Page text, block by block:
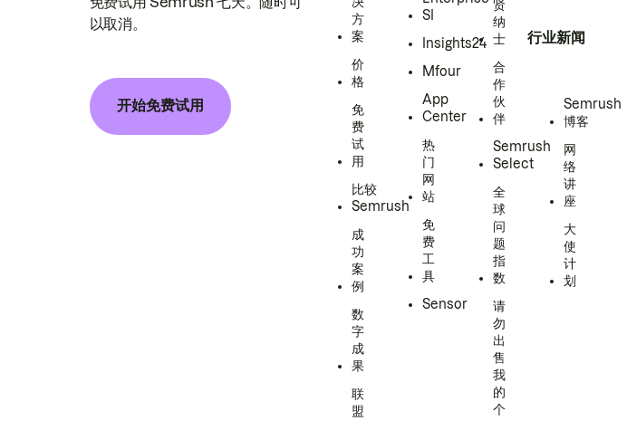
以取消。
开始免费试用
方
案
价
格
免
费
试
用
比较
Semrush
成
功
案
例
数
字
成
果
联
盟
SI
Insights24
Mfour
App
Center
热
门
网
站
免
费
工
具
Sensor
贤
纳
士
合
作
伙
伴
Semrush
Select
全
球
问
题
指
数
请
勿
出
售
我
的
个
行业新闻
Semrush
博客
网
络
讲
座
大
使
计
划